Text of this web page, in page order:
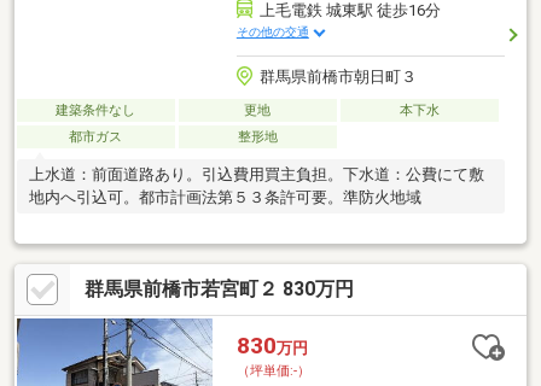
上毛電鉄 城東駅 徒歩16分
その他の交通
群馬県前橋市朝日町３
建築条件なし 更地
本下水
都市ガス
整形地
上水道：前面道路あり。引込費用買主負担。下水道：公費にて敷
地内へ引込可。都市計画法第５３条許可要。準防火地域
群馬県前橋市若宮町２ 830万円
830万円
（坪単価:-）